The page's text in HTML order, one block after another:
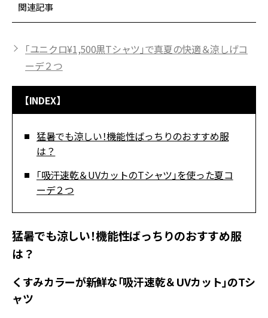
関連記事
「ユニクロ¥1,500黒Tシャツ」で真夏の快適＆涼しげコ
ーデ２つ
【INDEX】
猛暑でも涼しい！機能性ばっちりのおすすめ服
は？
「吸汗速乾＆UVカットのTシャツ」を使った夏コ
ーデ２つ
猛暑でも涼しい！機能性ばっちりのおすすめ服
は？
くすみカラーが新鮮な「吸汗速乾＆UVカット」のTシ
ャツ